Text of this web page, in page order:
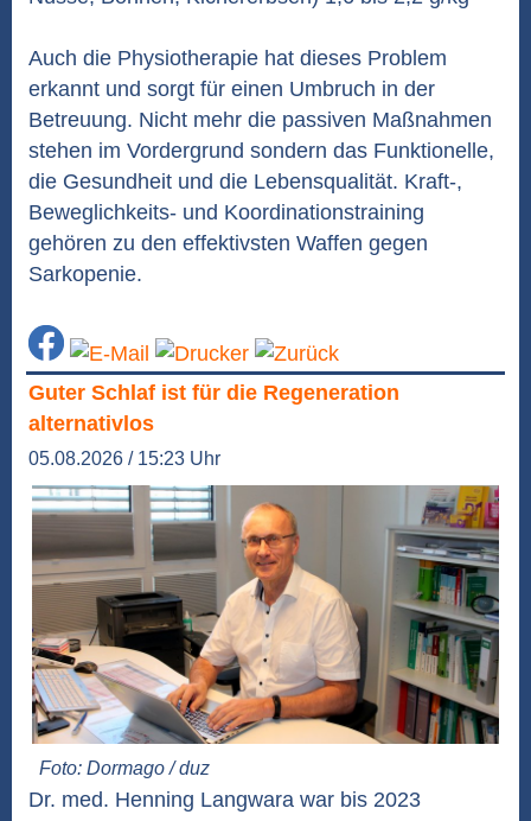
Auch die Physiotherapie hat dieses Problem
erkannt und sorgt für einen Umbruch in der
Betreuung. Nicht mehr die passiven Maßnahmen
stehen im Vordergrund sondern das Funktionelle,
die Gesundheit und die Lebensqualität. Kraft-,
Beweglichkeits- und Koordinationstraining
gehören zu den effektivsten Waffen gegen
Sarkopenie.
Guter Schlaf ist für die Regeneration
alternativlos
05.08.2026 / 15:23 Uhr
Foto: Dormago / duz
Dr. med. Henning Langwara war bis 2023